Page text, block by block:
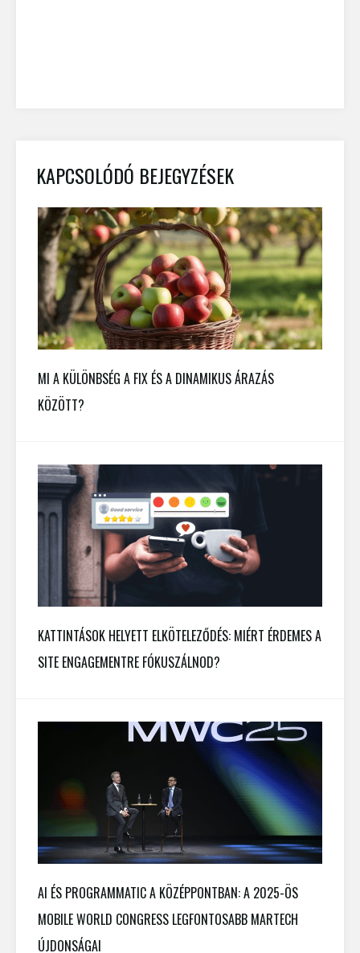
KAPCSOLÓDÓ BEJEGYZÉSEK
MI A KÜLÖNBSÉG A FIX ÉS A DINAMIKUS ÁRAZÁS
KÖZÖTT?
KATTINTÁSOK HELYETT ELKÖTELEZŐDÉS: MIÉRT ÉRDEMES A
SITE ENGAGEMENTRE FÓKUSZÁLNOD?
AI ÉS PROGRAMMATIC A KÖZÉPPONTBAN: A 2025-ÖS
MOBILE WORLD CONGRESS LEGFONTOSABB MARTECH
ÚJDONSÁGAI